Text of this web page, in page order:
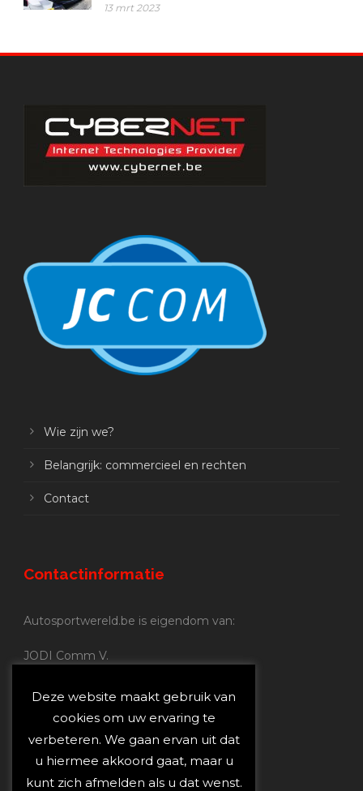
13 mrt 2023
Wie zijn we?
Belangrijk: commercieel en rechten
Contact
Contactinformatie
Autosportwereld.be is eigendom van:
JODI Comm V.
Nijverheidsstraat 70
2160 Wommelgem
Autosportwereld.be:
Redactie:joost@autosportwereld.be
Deze website maakt gebruik van
cookies om uw ervaring te
verbeteren. We gaan ervan uit dat
u hiermee akkoord gaat, maar u
kunt zich afmelden als u dat wenst.